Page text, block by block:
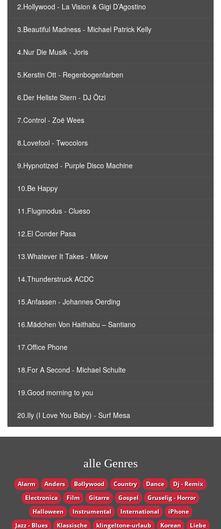
2.Hollywood - La Vision & Gigi D’Agostino
3.Beautiful Madness - Michael Patrick Kelly
4.Nur Die Musik - Joris
5.Kerstin Ott - Regenbogenfarben
6.Der Hellste Stern - DJ Ötzi
7.Control - Zoë Wees
8.Lovefool - Twocolors
9.Hypnotized - Purple Disco Machine
10.Be Happy
11.Flugmodus - Clueso
12.El Conder Pasa
13.Whatever It Takes - Milow
14.Thunderstruck ACDC
15.Anfassen - Johannes Oerding
16.Mädchen Von Haithabu – Santiano
17.Office Phone
18.For A Second - Michael Schulte
19.Good morning to you
20.Ily (I Love You Baby) - Surf Mesa
alle Genres
Alarm Anders Bollywood Country Dance
Dj - Remix
Electronica
Film Gitarre Gospel
Gruselig - Horror
Halloween
Instrumental International
iPhone
Jazz - Blues
Klassische klingeltone-urlaub Korean Liebe